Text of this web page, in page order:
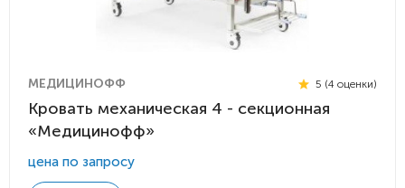
МЕДИЦИНОФФ 5 (4 оценки)
Кровать механическая 4 - секционная
«Медицинофф»
цена по запросу